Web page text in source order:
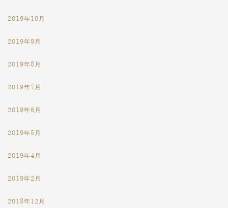
2019年10月
2019年9月
2019年8月
2019年7月
2019年6月
2019年5月
2019年4月
2019年2月
2018年12月